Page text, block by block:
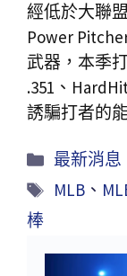
經低於大聯
Power
武器，本季
.351、
誘騙打者的
最新消息
MLB 、
棒